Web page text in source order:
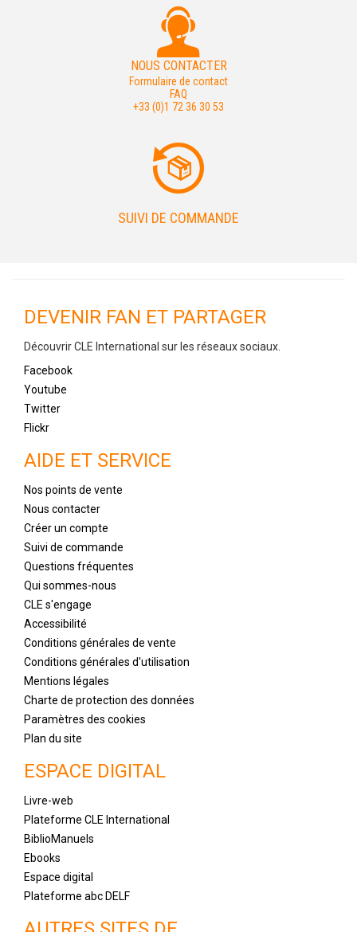
NOUS CONTACTER
Formulaire de contact
FAQ
+33 (0)1 72 36 30 53
SUIVI DE COMMANDE
DEVENIR FAN ET PARTAGER
Découvrir CLE International sur les réseaux sociaux.
Facebook
Youtube
Twitter
Flickr
AIDE ET SERVICE
Nos points de vente
Nous contacter
Créer un compte
Suivi de commande
Questions fréquentes
Qui sommes-nous
CLE s'engage
Accessibilité
Conditions générales de vente
Conditions générales d'utilisation
Mentions légales
Charte de protection des données
Paramètres des cookies
Plan du site
ESPACE DIGITAL
Livre-web
Plateforme CLE International
BiblioManuels
Ebooks
Espace digital
Plateforme abc DELF